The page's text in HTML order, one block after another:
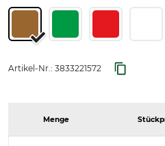
Artikel-Nr.: 3833221572
Menge